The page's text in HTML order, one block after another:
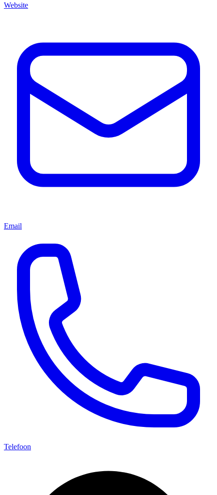
Website
Email
Telefoon